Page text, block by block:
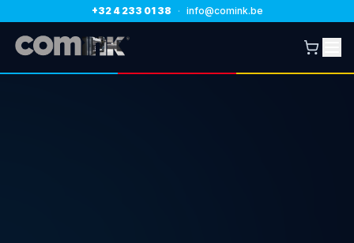
+32 4 233 01 38 · info@comink.be